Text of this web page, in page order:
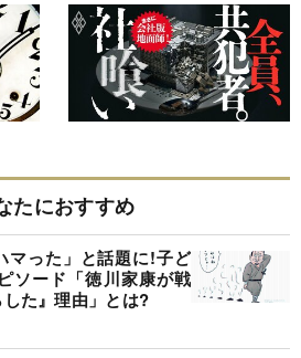
たにおすすめ
マった」と話題に!子ど
ソード「徳川家康が戦
た』理由」とは?